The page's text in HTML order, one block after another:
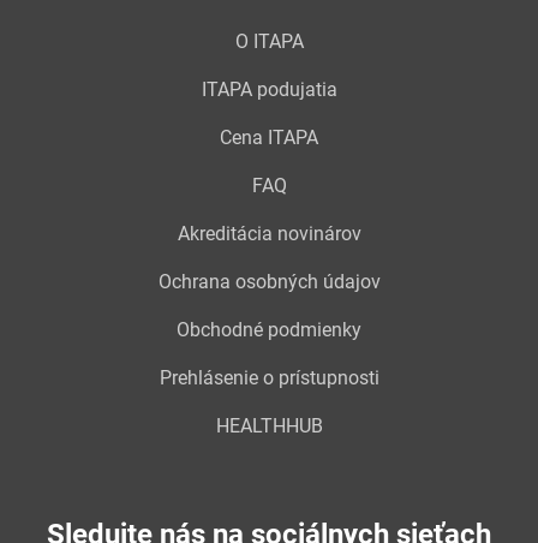
O ITAPA
ITAPA podujatia
Cena ITAPA
FAQ
Akreditácia novinárov
Ochrana osobných údajov
Obchodné podmienky
Prehlásenie o prístupnosti
HEALTHHUB
Sledujte nás na sociálnych sieťach